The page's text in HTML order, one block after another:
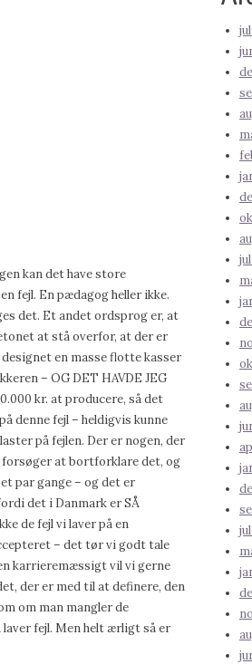
kan det have store
fejl. En pædagog heller ikke.
det. Et andet ordsprog er, at
at stå overfor, at der er
designet en masse flotte kasser
– OG DET HAVDE JEG
kr. at producere, så det
denne fejl – heldigvis kunne
på fejlen. Der er nogen, der
forsøger at bortforklare det, og
par gange – og det er
det i Danmark er SÅ
de fejl vi laver på en
– det tør vi godt tale
karrieremæssigt vil vi gerne
der er med til at definere, den
om man mangler de
fejl. Men helt ærligt så er